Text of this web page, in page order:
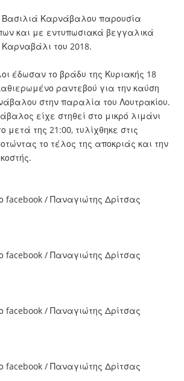
Βασιλιά Καρνάβαλου παρουσία
και με εντυπωσιακά βεγγαλικά
του 2018.
έδωσαν το βράδυ της Κυριακής 18
ραντεβού για την καύση
στην παραλία του Λουτρακίου.
είχε στηθεί στο μικρό λιμάνι
μετά της 21:00, τυλίχθηκε στις
το τέλος της αποκριάς και την
facebook / Παναγιώτης Δρίτσας
facebook / Παναγιώτης Δρίτσας
facebook / Παναγιώτης Δρίτσας
facebook / Παναγιώτης Δρίτσας